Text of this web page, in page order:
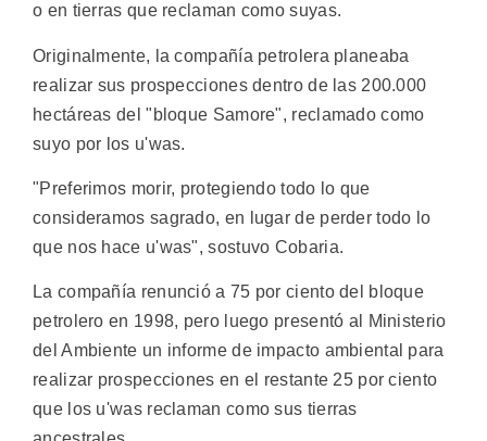
o en tierras que reclaman como suyas.
Originalmente, la compañía petrolera planeaba
realizar sus prospecciones dentro de las 200.000
hectáreas del "bloque Samore", reclamado como
suyo por los u'was.
"Preferimos morir, protegiendo todo lo que
consideramos sagrado, en lugar de perder todo lo
que nos hace u'was", sostuvo Cobaria.
La compañía renunció a 75 por ciento del bloque
petrolero en 1998, pero luego presentó al Ministerio
del Ambiente un informe de impacto ambiental para
realizar prospecciones en el restante 25 por ciento
que los u'was reclaman como sus tierras